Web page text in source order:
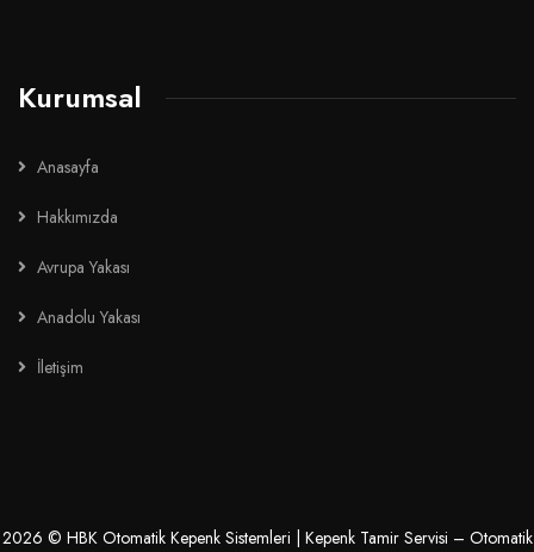
Kurumsal
Anasayfa
Hakkımızda
Avrupa Yakası
Anadolu Yakası
İletişim
2026 © HBK Otomatik Kepenk Sistemleri | Kepenk Tamir Servisi – Otomatik